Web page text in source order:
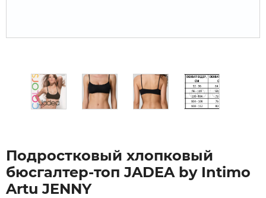
Подростковый хлопковый
бюсгалтер-топ JADEA by Intimo
Artu JENNY